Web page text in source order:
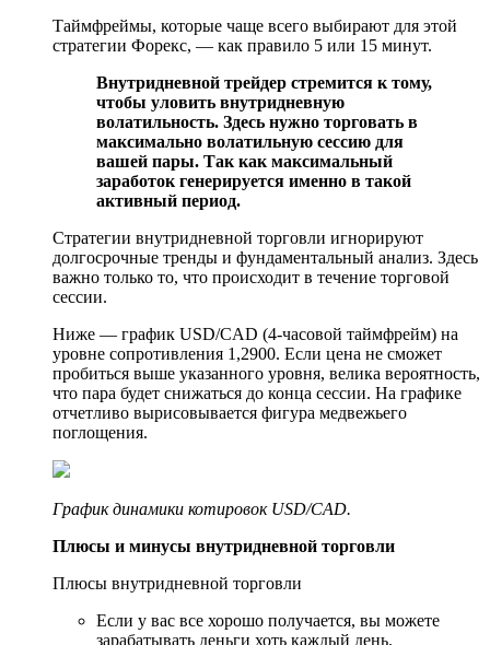
Таймфреймы, которые чаще всего выбирают для этой
стратегии Форекс, — как правило 5 или 15 минут.
Внутридневной трейдер стремится к тому,
чтобы уловить внутридневную
волатильность. Здесь нужно торговать в
максимально волатильную сессию для
вашей пары. Так как максимальный
заработок генерируется именно в такой
активный период.
Стратегии внутридневной торговли игнорируют
долгосрочные тренды и фундаментальный анализ. Здесь
важно только то, что происходит в течение торговой
сессии.
Ниже — график USD/CAD (4-часовой таймфрейм) на
уровне сопротивления 1,2900. Если цена не сможет
пробиться выше указанного уровня, велика вероятность,
что пара будет снижаться до конца сессии. На графике
отчетливо вырисовывается фигура медвежьего
поглощения.
График динамики котировок USD/CAD.
Плюсы и минусы внутридневной торговли
Плюсы внутридневной торговли
Если у вас все хорошо получается, вы можете
зарабатывать деньги хоть каждый день.